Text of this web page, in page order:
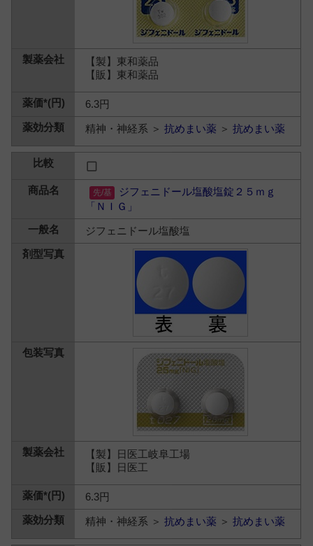
【製】東和薬品
【販】東和薬品
6.3円
精神・神経系 ＞抗めまい薬 ＞抗めまい薬
ジフェニドール塩酸塩錠２５ｍｇ
「ＮＩＧ」
ジフェニドール塩酸塩
【製】日医工岐阜工場
【販】日医工
6.3円
精神・神経系 ＞抗めまい薬 ＞抗めまい薬